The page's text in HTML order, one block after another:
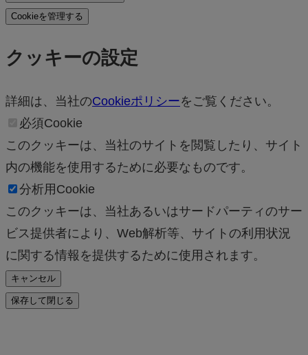
Cookieを管理する
クッキーの設定
詳細は、当社のCookieポリシーをご覧ください。
必須Cookie
このクッキーは、当社のサイトを閲覧したり、サイト
内の機能を使用するために必要なものです。
分析用Cookie
このクッキーは、当社あるいはサードパーティのサー
ビス提供者により、Web解析等、サイトの利用状況
に関する情報を提供するために使用されます。
キャンセル
保存して閉じる